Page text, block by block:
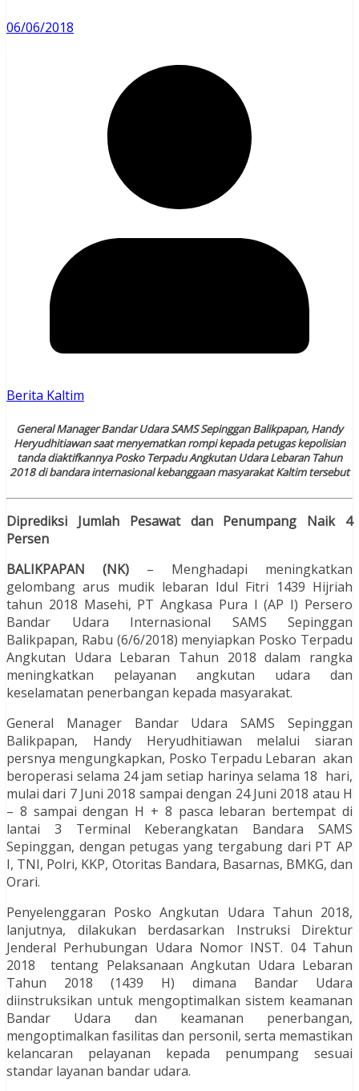
06/06/2018
Berita Kaltim
General Manager Bandar Udara SAMS Sepinggan Balikpapan, Handy
Heryudhitiawan saat menyematkan rompi kepada petugas kepolisian
tanda diaktifkannya Posko Terpadu Angkutan Udara Lebaran Tahun
2018 di bandara internasional kebanggaan masyarakat Kaltim tersebut
Diprediksi Jumlah Pesawat dan Penumpang Naik 4
Persen
BALIKPAPAN (NK) – Menghadapi meningkatkan
gelombang arus mudik lebaran Idul Fitri 1439 Hijriah
tahun 2018 Masehi, PT Angkasa Pura I (AP I) Persero
Bandar Udara Internasional SAMS Sepinggan
Balikpapan, Rabu (6/6/2018) menyiapkan Posko Terpadu
Angkutan Udara Lebaran Tahun 2018 dalam rangka
meningkatkan pelayanan angkutan udara dan
keselamatan penerbangan kepada masyarakat.
General Manager Bandar Udara SAMS Sepinggan
Balikpapan, Handy Heryudhitiawan melalui siaran
persnya mengungkapkan, Posko Terpadu Lebaran akan
beroperasi selama 24 jam setiap harinya selama 18 hari,
mulai dari 7 Juni 2018 sampai dengan 24 Juni 2018 atau H
– 8 sampai dengan H + 8 pasca lebaran bertempat di
lantai 3 Terminal Keberangkatan Bandara SAMS
Sepinggan, dengan petugas yang tergabung dari PT AP
I, TNI, Polri, KKP, Otoritas Bandara, Basarnas, BMKG, dan
Orari.
Penyelenggaran Posko Angkutan Udara Tahun 2018,
lanjutnya, dilakukan berdasarkan Instruksi Direktur
Jenderal Perhubungan Udara Nomor INST. 04 Tahun
2018 tentang Pelaksanaan Angkutan Udara Lebaran
Tahun 2018 (1439 H) dimana Bandar Udara
diinstruksikan untuk mengoptimalkan sistem keamanan
Bandar Udara dan keamanan penerbangan,
mengoptimalkan fasilitas dan personil, serta memastikan
kelancaran pelayanan kepada penumpang sesuai
standar layanan bandar udara.